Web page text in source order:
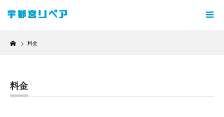
Home
料金
料金